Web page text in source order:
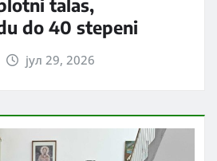
do 40 stepeni
јул 29, 2026